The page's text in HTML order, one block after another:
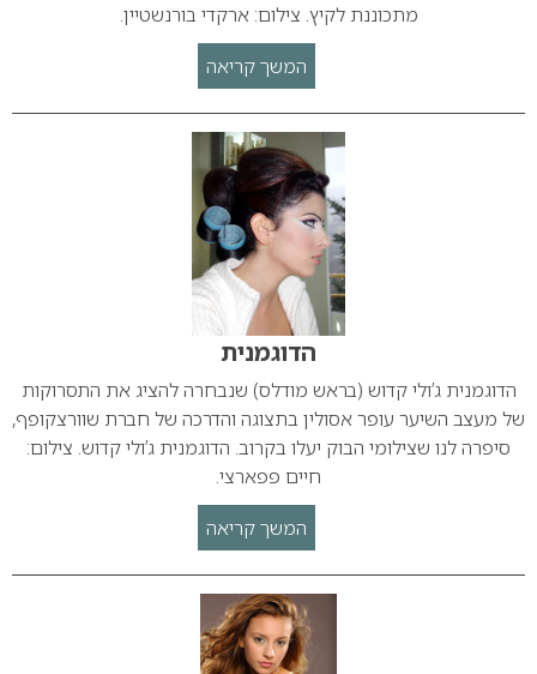
מתכוננת לקיץ. צילום: ארקדי בורנשטיין.
המשך קריאה
הדוגמנית
הדוגמנית ג’ולי קדוש (בראש מודלס) שנבחרה להציג את התסרוקות
של מעצב השיער עופר אסולין בתצוגה והדרכה של חברת שוורצקופף,
סיפרה לנו שצילומי הבוק יעלו בקרוב. הדוגמנית ג’ולי קדוש. צילום:
חיים פפארצי.
המשך קריאה